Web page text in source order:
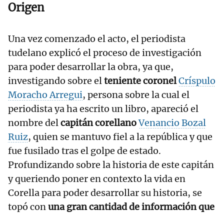
Origen
Una vez comenzado el acto, el periodista
tudelano explicó el proceso de investigación
para poder desarrollar la obra, ya que,
investigando sobre elteniente coronelCríspulo
Moracho Arregui, persona sobre la cual el
periodista ya ha escrito un libro, apareció el
nombre delcapitán corellanoVenancio Bozal
Ruiz, quien se mantuvo fiel a la república y que
fue fusilado tras el golpe de estado.
Profundizando sobre la historia de este capitán
y queriendo poner en contexto la vida en
Corella para poder desarrollar su historia, se
topó conuna gran cantidad de información que